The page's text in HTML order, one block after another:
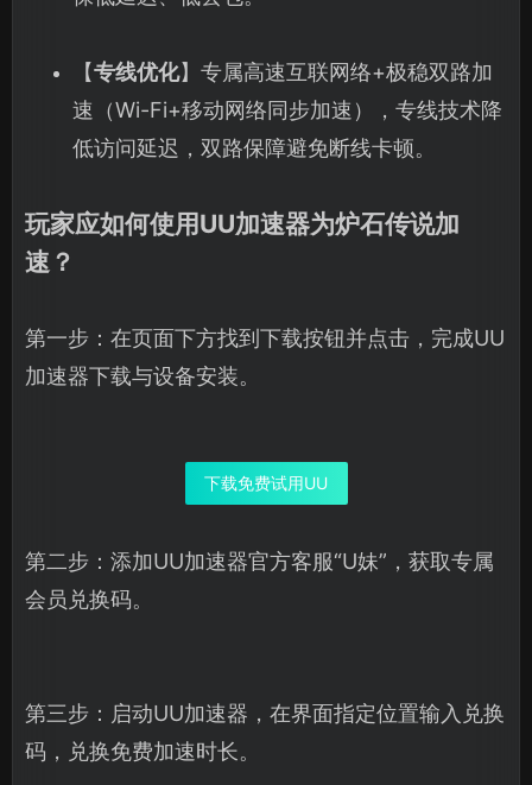
【专线优化】专属高速互联网络+极稳双路加
速（Wi-Fi+移动网络同步加速），专线技术降
低访问延迟，双路保障避免断线卡顿。
玩家应如何使用UU加速器为炉石传说加
速？
第一步：在页面下方找到下载按钮并点击，完成UU
加速器下载与设备安装。
下载免费试用UU
第二步：添加UU加速器官方客服“U妹”，获取专属
会员兑换码。
第三步：启动UU加速器，在界面指定位置输入兑换
码，兑换免费加速时长。